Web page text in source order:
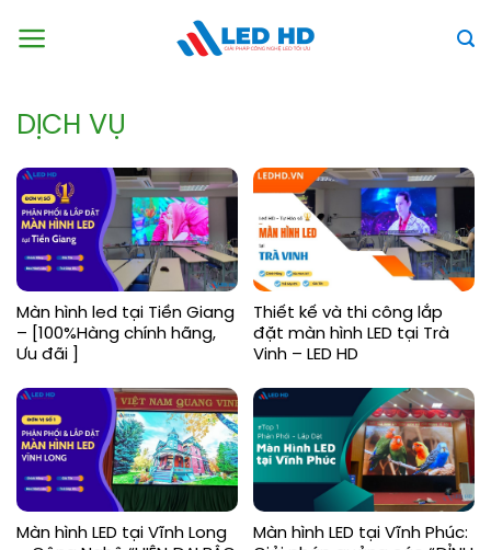
DỊCH VỤ
Màn hình led tại Tiền Giang
– [100%Hàng chính hãng,
Ưu đãi ]
Thiết kế và thi công lắp
đặt màn hình LED tại Trà
Vinh – LED HD
Màn hình LED tại Vĩnh Long
Màn hình LED tại Vĩnh Phúc: